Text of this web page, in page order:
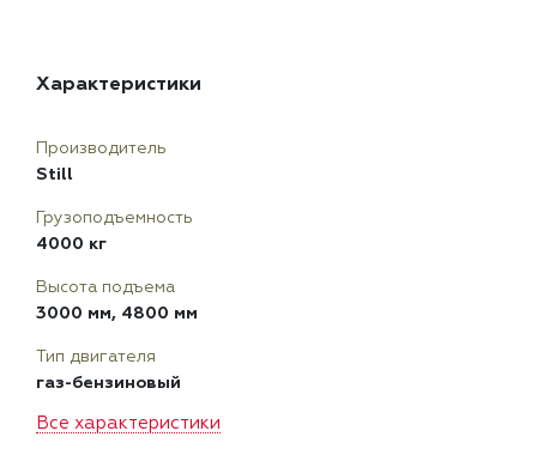
Характеристики
Все характеристики
Производитель
Still
Грузоподъемность
4000 кг
Высота подъема
3000 мм, 4800 мм
Тип двигателя
газ-бензиновый